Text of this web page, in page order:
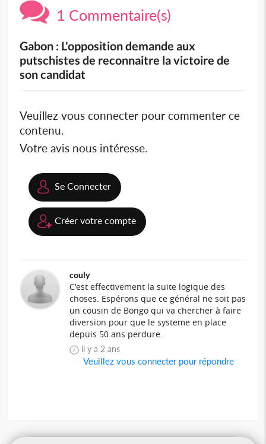
1 Commentaire(s)
Gabon : L'opposition demande aux
putschistes de reconnaitre la victoire de
son candidat
Veuillez vous connecter pour commenter ce
contenu.
Votre avis nous intéresse.
Se Connecter
Créer votre compte
couly
C'est effectivement la suite logique des
choses. Espérons que ce général ne soit pas
un cousin de Bongo qui va chercher à faire
diversion pour que le systeme en place
depuis 50 ans perdure.
il y a 2 ans
Veuillez vous connecter pour répondre